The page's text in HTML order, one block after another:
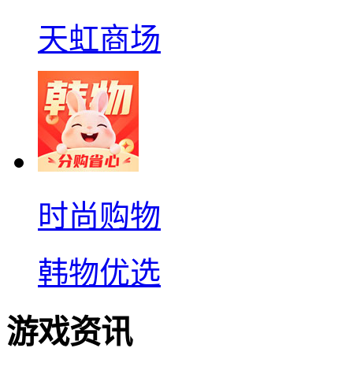
天虹商场
时尚购物
韩物优选
游戏资讯